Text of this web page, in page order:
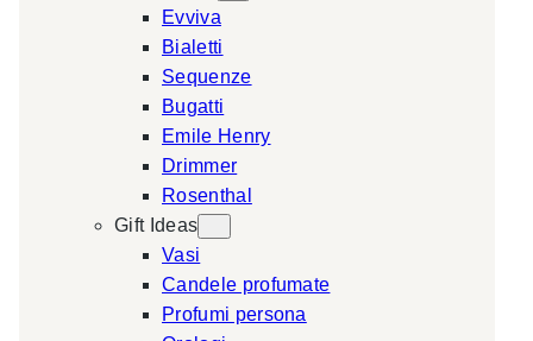
Evviva
Bialetti
Sequenze
Bugatti
Emile Henry
Drimmer
Rosenthal
Gift Ideas
Vasi
Candele profumate
Profumi persona